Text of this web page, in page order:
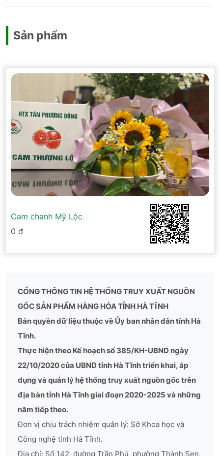
Sản phẩm
Cam chanh Mỹ Lộc
0 đ
CỔNG THÔNG TIN HỆ THỐNG TRUY XUẤT NGUỒN
GỐC SẢN PHẨM HÀNG HÓA TỈNH HÀ TĨNH
Bản quyền dữ liệu thuộc về Ủy ban nhân dân tỉnh Hà
Tĩnh.
Thực hiện theo Kế hoạch số 385/KH-UBND ngày
22/10/2020 của UBND tỉnh Hà Tĩnh triển khai, áp
dụng và quản lý hệ thống truy xuất nguồn gốc trên
địa bàn tỉnh Hà Tĩnh giai đoạn 2020-2025 và những
năm tiếp theo.
Đơn vị chịu trách nhiệm quản lý: Sở Khoa học và
Công nghệ tỉnh Hà Tĩnh.
Địa chỉ: Số 142, đường Trần Phú, phường Thành Sen,